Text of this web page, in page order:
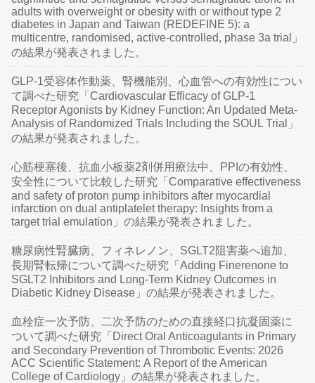
adults with overweight or obesity with or without type 2
diabetes in Japan and Taiwan (REDEFINE 5): a
multicentre, randomised, active-controlled, phase 3a trial」
の結果が発表されました。
GLP-1受容体作動薬、腎機能別、心血管への有効性につい
て調べた研究「Cardiovascular Efficacy of GLP-1
Receptor Agonists by Kidney Function: An Updated Meta-
Analysis of Randomized Trials Including the SOUL Trial」
の結果が発表されました。
心筋梗塞後、抗血小板薬2剤併用療法中、PPIの有効性、
安全性について比較した研究「Comparative effectiveness
and safety of proton pump inhibitors after myocardial
infarction on dual antiplatelet therapy: Insights from a
target trial emulation」の結果が発表されました。
糖尿病性腎臓病、フィネレノン、SGLT2阻害薬へ追加、
長期腎転帰について調べた研究「Adding Finerenone to
SGLT2 Inhibitors and Long-Term Kidney Outcomes in
Diabetic Kidney Disease」の結果が発表されました。
血栓症一次予防、二次予防のための直接経口抗凝固薬に
ついて調べた研究「Direct Oral Anticoagulants in Primary
and Secondary Prevention of Thrombotic Events: 2026
ACC Scientific Statement: A Report of the American
College of Cardiology」の結果が発表されました。